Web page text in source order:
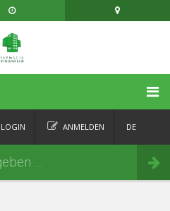
LOGIN ANMELDEN DE